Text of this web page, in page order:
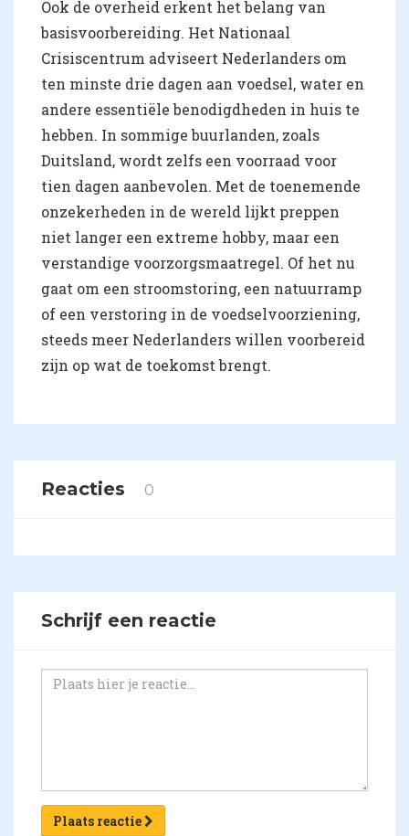
Ook de overheid erkent het belang van
basisvoorbereiding. Het Nationaal
Crisiscentrum adviseert Nederlanders om
ten minste drie dagen aan voedsel, water en
andere essentiële benodigdheden in huis te
hebben. In sommige buurlanden, zoals
Duitsland, wordt zelfs een voorraad voor
tien dagen aanbevolen. Met de toenemende
onzekerheden in de wereld lijkt preppen
niet langer een extreme hobby, maar een
verstandige voorzorgsmaatregel. Of het nu
gaat om een stroomstoring, een natuurramp
of een verstoring in de voedselvoorziening,
steeds meer Nederlanders willen voorbereid
zijn op wat de toekomst brengt.
Reacties 0
Schrijf een reactie
Plaats reactie